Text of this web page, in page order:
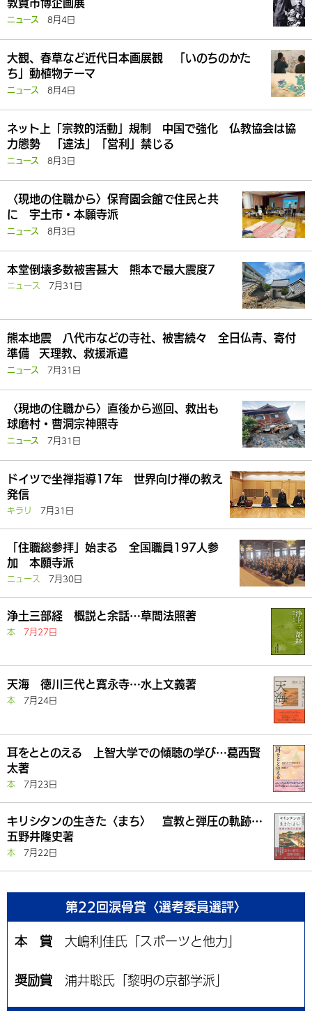
敦賀市博企画展
ニュース 8月4日
大観、春草など近代日本画展観 「いのちのかた
ち」動植物テーマ
ニュース 8月4日
ネット上「宗教的活動」規制 中国で強化 仏教協会は協
力態勢 「違法」「営利」禁じる
ニュース 8月3日
〈現地の住職から〉保育園会館で住民と共
に 宇土市・本願寺派
ニュース 8月3日
本堂倒壊多数被害甚大 熊本で最大震度7
ニュース 7月31日
熊本地震 八代市などの寺社、被害続々 全日仏青、寄付
準備 天理教、救援派遣
ニュース 7月31日
〈現地の住職から〉直後から巡回、救出も
球磨村・曹洞宗神照寺
ニュース 7月31日
ドイツで坐禅指導17年 世界向け禅の教え
発信
キラリ 7月31日
「住職総参拝」始まる 全国職員197人参
加 本願寺派
ニュース 7月30日
浄土三部経 概説と余話…草間法照著
本 7月27日
天海 徳川三代と寛永寺…水上文義著
本 7月24日
耳をととのえる 上智大学での傾聴の学び…葛西賢
太著
本 7月23日
キリシタンの生きた〈まち〉 宣教と弾圧の軌跡…
五野井隆史著
本 7月22日
第22回涙骨賞〈選考委員選評〉
本 賞 大嶋利佳氏「スポーツと他力」
奨励賞 浦井聡氏「黎明の京都学派」